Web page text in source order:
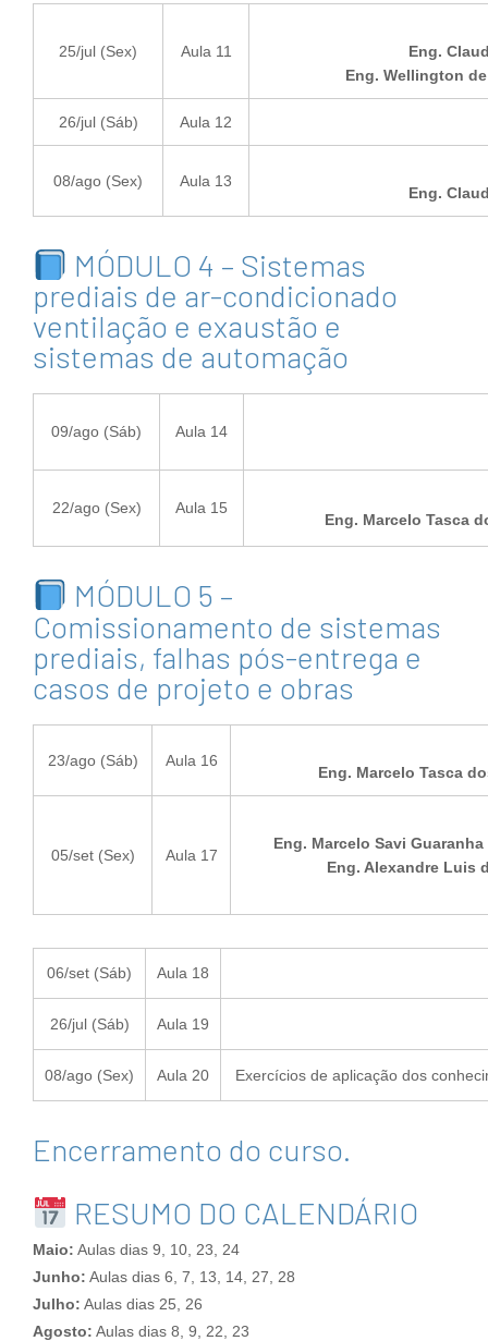
25/jul (Sex) Aula 11
Eng.
Eng. Wellington
26/jul (Sáb) Aula 12
08/ago (Sex) Aula 13
Eng.
MÓDULO 4 – Sistemas
prediais de ar-condicionado
ventilação e exaustão e
sistemas de automação
09/ago (Sáb) Aula 14
22/ago (Sex) Aula 15
Eng. Marcelo Tasca
MÓDULO 5 –
Comissionamento de sistemas
prediais, falhas pós-entrega e
casos de projeto e obras
23/ago (Sáb) Aula 16
Eng. Marcelo Tasca
05/set (Sex) Aula 17
Eng. Marcelo Savi Guaranha
Eng. Alexandre Luis
06/set (Sáb) Aula 18
26/jul (Sáb) Aula 19
08/ago (Sex) Aula 20 Exercícios de aplicação dos
Encerramento do curso.
RESUMO DO CALENDÁRIO
Maio: Aulas dias 9, 10, 23, 24
Junho: Aulas dias 6, 7, 13, 14, 27, 28
Julho: Aulas dias 25, 26
Agosto: Aulas dias 8, 9, 22, 23